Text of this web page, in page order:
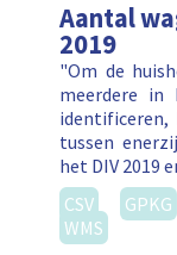
Aantal
2019
"Om de
meerdere in
identificeren,
tussen
het DIV 2019
CSV
GPKG
WMS